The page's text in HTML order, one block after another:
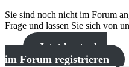
Sie sind noch nicht im Forum
Frage und lassen Sie sich von
Jetzt kostenlos
im Forum registrieren